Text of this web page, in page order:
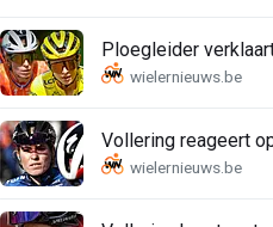
Ploegleider
Vollering reageert